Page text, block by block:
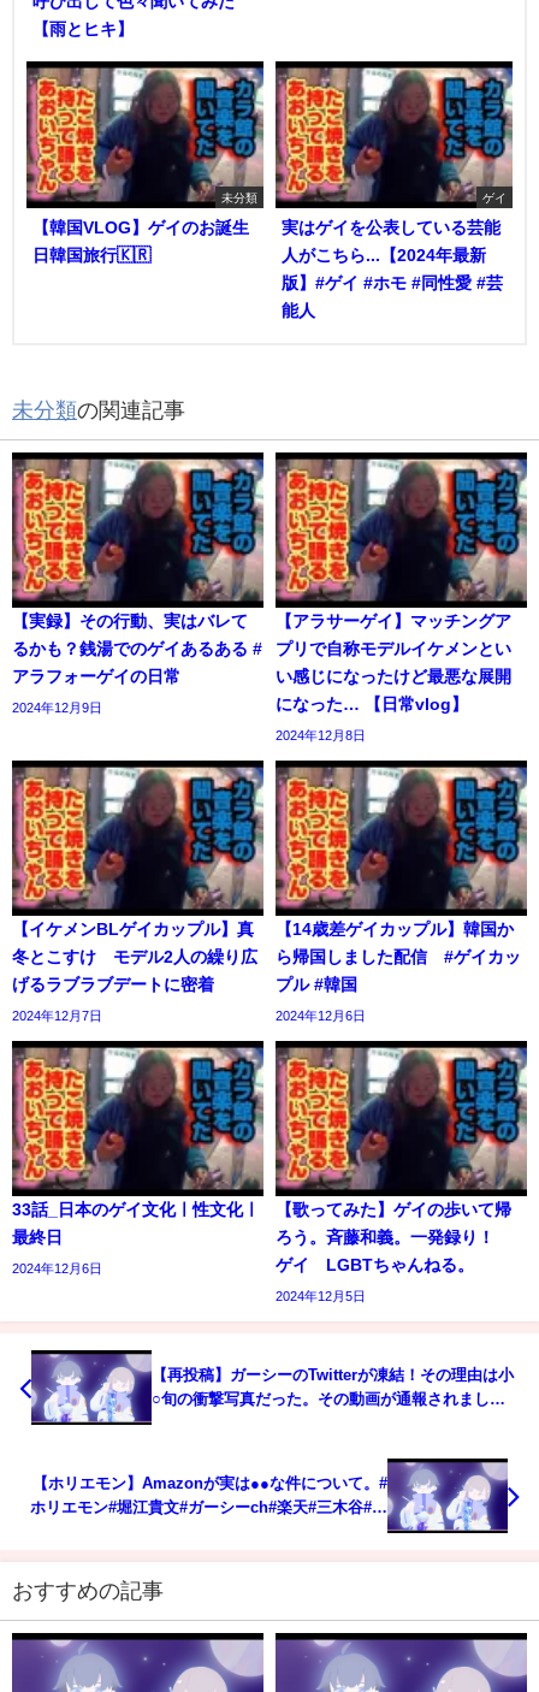
【雨とヒキ】
未分類
【韓国VLOG】ゲイのお誕生
日韓国旅行🇰🇷
ゲイ
実はゲイを公表している芸能
人がこちら...【2024年最新
版】#ゲイ #ホモ #同性愛 #芸
能人
未分類の関連記事
【実録】その行動、実はバレて
るかも？銭湯でのゲイあるある #
アラフォーゲイの日常
2024年12月9日
【アラサーゲイ】マッチングア
プリで自称モデルイケメンとい
い感じになったけど最悪な展開
になった… 【日常vlog】
2024年12月8日
【イケメンBLゲイカップル】真
冬とこすけ モデル2人の繰り広
げるラブラブデートに密着
2024年12月7日
【14歳差ゲイカップル】韓国か
ら帰国しました配信 #ゲイカッ
プル #韓国
2024年12月6日
33話_日本のゲイ文化ㅣ性文化ㅣ
最終日
2024年12月6日
【歌ってみた】ゲイの歩いて帰
ろう。斉藤和義。一発録り！
ゲイ LGBTちゃんねる。
2024年12月5日
【再投稿】ガーシーのTwitterが凍結！その理由は小
○旬の衝撃写真だった。その動画が通報されまし
【ホリエモン】Amazonが実は●●な件について。#
ホリエモン#堀江貴文#ガーシーch#楽天#三木谷#成
おすすめの記事